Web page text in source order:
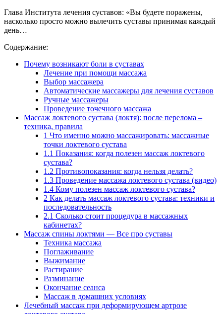
Глава Института лечения суставов: «Вы будете поражены,
насколько просто можно вылечить суставы принимая каждый
день…
Содержание:
Почему возникают боли в суставах
Лечение при помощи массажа
Выбор массажера
Автоматические массажеры для лечения суставов
Ручные массажеры
Проведение точечного массажа
Массаж локтевого сустава (локтя): после перелома –
техника, правила
1 Что именно можно массажировать: массажные
точки локтевого сустава
1.1 Показания: когда полезен массаж локтевого
сустава?
1.2 Противопоказания: когда нельзя делать?
1.3 Проведение массажа локтевого сустава (видео)
1.4 Кому полезен массаж локтевого сустава?
2 Как делать массаж локтевого сустава: техники и
последовательность
2.1 Сколько стоит процедура в массажных
кабинетах?
Массаж спины локтями — Все про суставы
Техника массажа
Поглаживание
Выжимание
Растирание
Разминание
Окончание сеанса
Массаж в домашних условиях
Лечебный массаж при деформирующем артрозе